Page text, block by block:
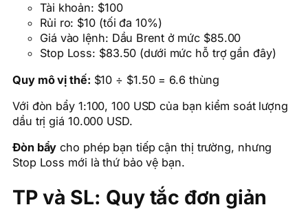
Tài khoản: $100
Rủi ro: $10 (tối đa 10%)
Giá vào lệnh: Dầu Brent ở mức $85.00
Stop Loss: $83.50 (dưới mức hỗ trợ gần đây)
Quy mô vị thế: $10 ÷ $1.50 = 6.6 thùng
Với đòn bẩy 1:100, 100 USD của bạn kiểm soát lượng
dầu trị giá 10.000 USD.
Đòn bẩy cho phép bạn tiếp cận thị trường, nhưng
Stop Loss mới là thứ bảo vệ bạn.
TP và SL: Quy tắc đơn giản